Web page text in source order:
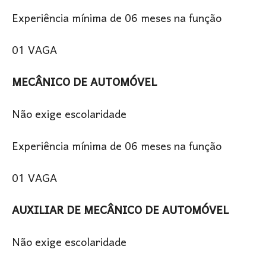
Experiência mínima de 06 meses na função
01 VAGA
MECÂNICO DE AUTOMÓVEL
Não exige escolaridade
Experiência mínima de 06 meses na função
01 VAGA
AUXILIAR DE MECÂNICO DE AUTOMÓVEL
Não exige escolaridade